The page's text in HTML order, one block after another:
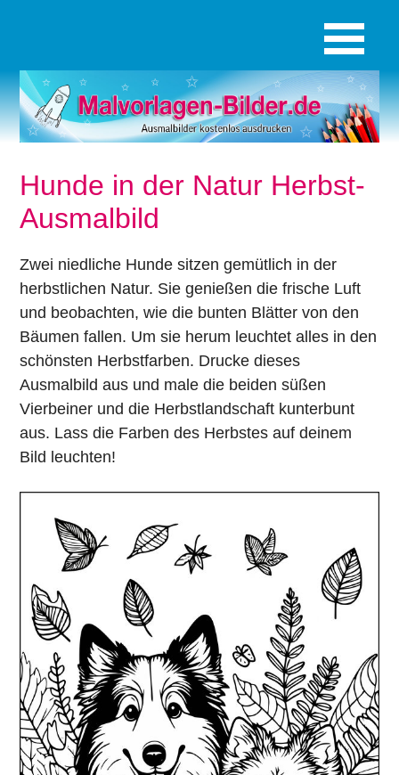
Hunde in der Natur Herbst-
Ausmalbild
Zwei niedliche Hunde sitzen gemütlich in der
herbstlichen Natur. Sie genießen die frische Luft
und beobachten, wie die bunten Blätter von den
Bäumen fallen. Um sie herum leuchtet alles in den
schönsten Herbstfarben. Drucke dieses
Ausmalbild aus und male die beiden süßen
Vierbeiner und die Herbstlandschaft kunterbunt
aus. Lass die Farben des Herbstes auf deinem
Bild leuchten!